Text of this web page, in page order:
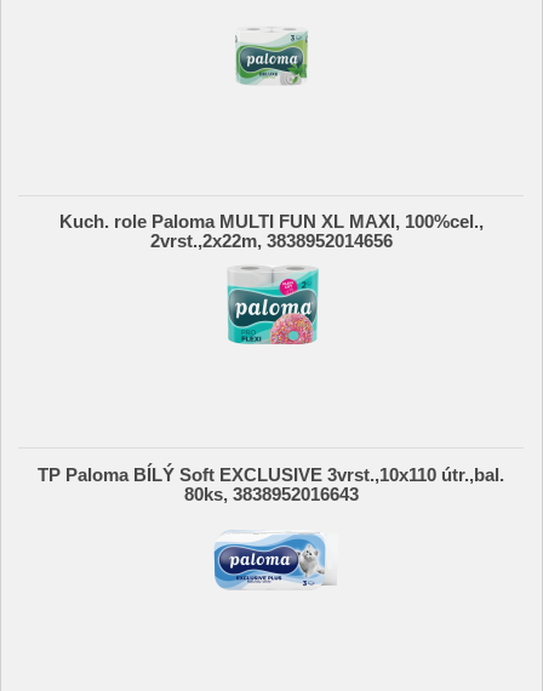
Kuch. role Paloma MULTI FUN XL MAXI, 100%cel.,
2vrst.,2x22m, 3838952014656
TP Paloma BÍLÝ Soft EXCLUSIVE 3vrst.,10x110 útr.,bal.
80ks, 3838952016643